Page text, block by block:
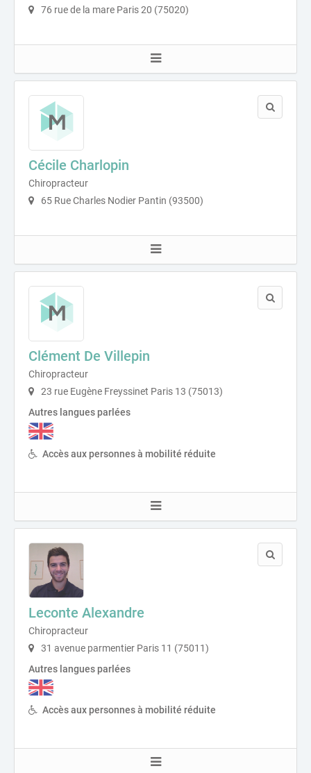
76 rue de la mare Paris 20 (75020)
Cécile Charlopin
Chiropracteur
65 Rue Charles Nodier Pantin (93500)
Clément De Villepin
Chiropracteur
23 rue Eugène Freyssinet Paris 13 (75013)
Autres langues parlées
Accès aux personnes à mobilité réduite
Leconte Alexandre
Chiropracteur
31 avenue parmentier Paris 11 (75011)
Autres langues parlées
Accès aux personnes à mobilité réduite